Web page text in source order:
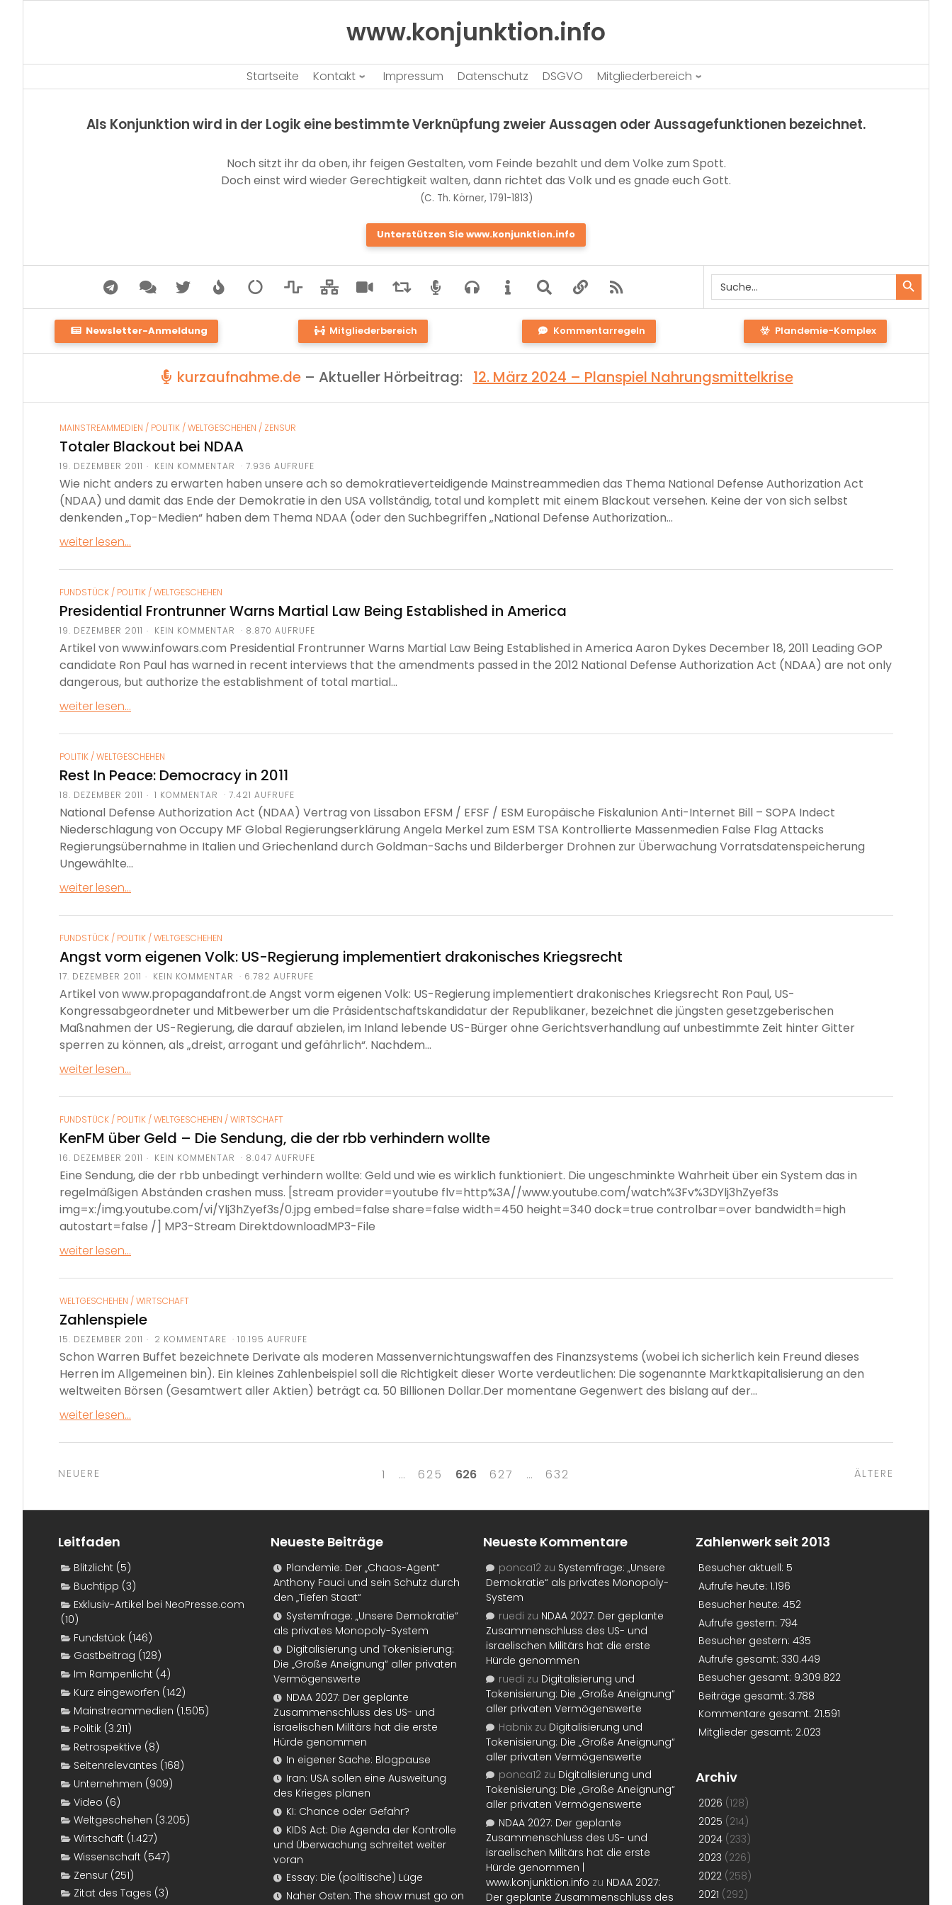
www.konjunktion.info
Startseite Kontakt Impressum Datenschutz DSGVO Mitgliederbereich
Als Konjunktion wird in der Logik eine bestimmte Verknüpfung zweier Aussagen oder Aussagefunktionen bezeichnet.
Noch sitzt ihr da oben, ihr feigen Gestalten, vom Feinde bezahlt und dem Volke zum Spott.
Doch einst wird wieder Gerechtigkeit walten, dann richtet das Volk und es gnade euch Gott.
(C. Th. Körner, 1791-1813)
Unterstützen Sie www.konjunktion.info
fab
telegram
fas
comments
fab
twitter
fas
fas
wave-
square
fas
network-
wired
fas
video
fas
retweet
fas
headphones
info
search
fas
link
rss
Search
for:
Search Button
Newsletter-Anmeldung Mitgliederbereich Kommentarregeln Plandemie-Komplex
kurzaufnahme.de– Aktueller Hörbeitrag: 12. März 2024 – Planspiel Nahrungsmittelkrise
MAINSTREAMMEDIEN / POLITIK /WELTGESCHEHEN / ZENSUR
Totaler Blackout bei NDAA
19. DEZEMBER 2011 KEIN KOMMENTAR · 7.936 AUFRUFE
Wie nicht anders zu erwarten haben unsere ach so demokratieverteidigende Mainstreammedien das Thema National Defense Authorization Act
(NDAA) und damit das Ende der Demokratie in den USA vollständig, total und komplett mit einem Blackout versehen. Keine der von sich selbst
denkenden „Top-Medien“ haben dem Thema NDAA (oder den Suchbegriffen „National Defense Authorization...
weiter lesen...
FUNDSTÜCK / POLITIK /WELTGESCHEHEN
Presidential Frontrunner Warns Martial Law Being Established in America
19. DEZEMBER 2011 KEIN KOMMENTAR · 8.870 AUFRUFE
Artikel von www.infowars.com Presidential Frontrunner Warns Martial Law Being Established in America Aaron Dykes December 18, 2011 Leading GOP
candidate Ron Paul has warned in recent interviews that the amendments passed in the 2012 National Defense Authorization Act (NDAA) are not only
dangerous, but authorize the establishment of total martial...
weiter lesen...
POLITIK /WELTGESCHEHEN
Rest In Peace: Democracy in 2011
18. DEZEMBER 2011 1 KOMMENTAR · 7.421 AUFRUFE
National Defense Authorization Act (NDAA) Vertrag von Lissabon EFSM / EFSF / ESM Europäische Fiskalunion Anti-Internet Bill – SOPA Indect
Niederschlagung von Occupy MF Global Regierungserklärung Angela Merkel zum ESM TSA Kontrollierte Massenmedien False Flag Attacks
Regierungsübernahme in Italien und Griechenland durch Goldman-Sachs und Bilderberger Drohnen zur Überwachung Vorratsdatenspeicherung
Ungewählte...
weiter lesen...
FUNDSTÜCK / POLITIK /WELTGESCHEHEN
Angst vorm eigenen Volk: US-Regierung implementiert drakonisches Kriegsrecht
17. DEZEMBER 2011 KEIN KOMMENTAR · 6.782 AUFRUFE
Artikel von www.propagandafront.de Angst vorm eigenen Volk: US-Regierung implementiert drakonisches Kriegsrecht Ron Paul, US-
Kongressabgeordneter und Mitbewerber um die Präsidentschaftskandidatur der Republikaner, bezeichnet die jüngsten gesetzgeberischen
Maßnahmen der US-Regierung, die darauf abzielen, im Inland lebende US-Bürger ohne Gerichtsverhandlung auf unbestimmte Zeit hinter Gitter
sperren zu können, als „dreist, arrogant und gefährlich“. Nachdem...
weiter lesen...
FUNDSTÜCK / POLITIK /WELTGESCHEHEN /WIRTSCHAFT
KenFM über Geld – Die Sendung, die der rbb verhindern wollte
16. DEZEMBER 2011 KEIN KOMMENTAR · 8.047 AUFRUFE
Eine Sendung, die der rbb unbedingt verhindern wollte: Geld und wie es wirklich funktioniert. Die ungeschminkte Wahrheit über ein System das in
regelmäßigen Abständen crashen muss. [stream provider=youtube flv=http%3A//www.youtube.com/watch%3Fv%3DYlj3hZyef3s
img=x:/img.youtube.com/vi/Ylj3hZyef3s/0.jpg embed=false share=false width=450 height=340 dock=true controlbar=over bandwidth=high
autostart=false /] MP3-Stream DirektdownloadMP3-File
weiter lesen...
WELTGESCHEHEN /WIRTSCHAFT
Zahlenspiele
15. DEZEMBER 2011 2 KOMMENTARE · 10.195 AUFRUFE
Schon Warren Buffet bezeichnete Derivate als moderen Massenvernichtungswaffen des Finanzsystems (wobei ich sicherlich kein Freund dieses
Herren im Allgemeinen bin). Ein kleines Zahlenbeispiel soll die Richtigkeit dieser Worte verdeutlichen: Die sogenannte Marktkapitalisierung an den
weltweiten Börsen (Gesamtwert aller Aktien) beträgt ca. 50 Billionen Dollar.Der momentane Gegenwert des bislang auf der...
weiter lesen...
Neuere
NEUERE 1 … 625 626 627 … 632 ÄLTERE
Leitfaden
Blitzlicht (5)
Buchtipp (3)
Exklusiv-Artikel bei NeoPresse.com
(10)
Fundstück (146)
Gastbeitrag (128)
Im Rampenlicht (4)
Kurz eingeworfen (142)
Mainstreammedien (1.505)
Politik (3.211)
Retrospektive (8)
Seitenrelevantes (168)
Unternehmen (909)
Video (6)
Weltgeschehen (3.205)
Wirtschaft (1.427)
Wissenschaft (547)
Zensur (251)
Zitat des Tages (3)
Neueste Beiträge
Plandemie: Der „Chaos-Agent“
Anthony Fauci und sein Schutz durch
den „Tiefen Staat“
Systemfrage: „Unsere Demokratie“
als privates Monopoly-System
Digitalisierung und Tokenisierung:
Die „Große Aneignung“ aller privaten
Vermögenswerte
NDAA 2027: Der geplante
Zusammenschluss des US- und
israelischen Militärs hat die erste
Hürde genommen
In eigener Sache: Blogpause
Iran: USA sollen eine Ausweitung
des Krieges planen
KI: Chance oder Gefahr?
KIDS Act: Die Agenda der Kontrolle
und Überwachung schreitet weiter
voran
Essay: Die (politische) Lüge
Naher Osten: The show must go on
Neueste Kommentare
ponca12 zu Systemfrage: „Unsere
Demokratie“ als privates Monopoly-
System
ruedi zu NDAA 2027: Der geplante
Zusammenschluss des US- und
israelischen Militärs hat die erste
Hürde genommen
ruedi zu Digitalisierung und
Tokenisierung: Die „Große Aneignung“
aller privaten Vermögenswerte
Habnix zu Digitalisierung und
Tokenisierung: Die „Große Aneignung“
aller privaten Vermögenswerte
ponca12 zu Digitalisierung und
Tokenisierung: Die „Große Aneignung“
aller privaten Vermögenswerte
NDAA 2027: Der geplante
Zusammenschluss des US- und
israelischen Militärs hat die erste
Hürde genommen |
www.konjunktion.info zu NDAA 2027:
Der geplante Zusammenschluss des
Zahlenwerk seit 2013
Besucher aktuell: 5
Aufrufe heute: 1.196
Besucher heute: 452
Aufrufe gestern: 794
Besucher gestern: 435
Aufrufe gesamt: 330.449
Besucher gesamt: 9.309.822
Beiträge gesamt: 3.788
Kommentare gesamt: 21.591
Mitglieder gesamt: 2.023
Archiv
2026 (128)
2025 (214)
2024 (233)
2023 (226)
2022 (258)
2021 (292)